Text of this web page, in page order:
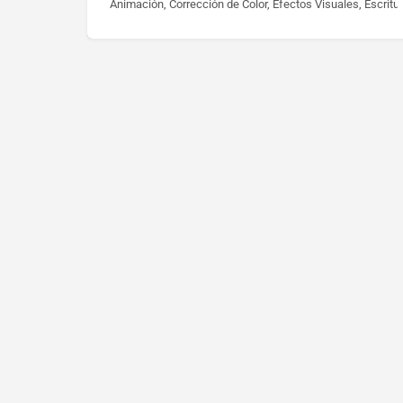
Animación, Corrección de Color, Efectos Visuales,